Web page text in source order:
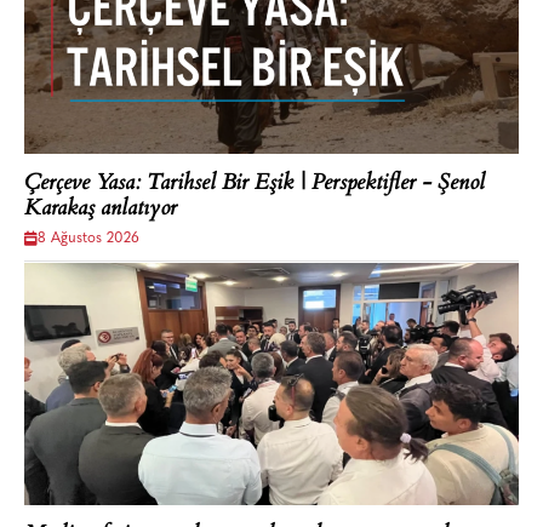
Çerçeve Yasa: Tarihsel Bir Eşik | Perspektifler - Şenol
Karakaş anlatıyor
8 Ağustos 2026